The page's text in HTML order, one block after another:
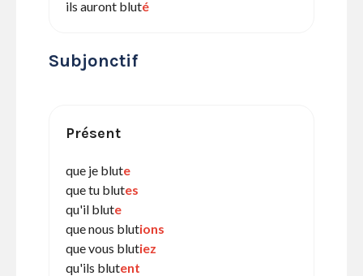
ils auront bluté
Subjonctif
Présent
que je blute
que tu blutes
qu'il blute
que nous blutions
que vous blutiez
qu'ils blutent